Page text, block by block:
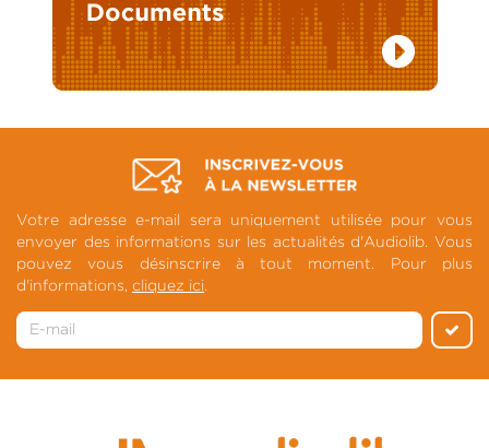
Votre adresse e-mail sera uniquement utilisée pour vous
envoyer des informations sur les actualités d'Audiolib. Vous
pouvez vous désinscrire à tout moment. Pour plus
d'informations, cliquez ici.